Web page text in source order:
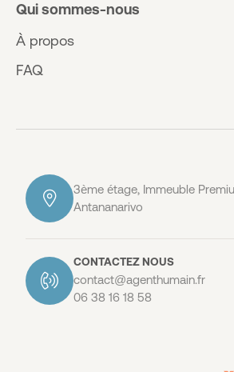
Qui sommes-nous
À propos
FAQ
3ème étage, Immeuble
Antananarivo
CONTACTEZ NOUS
contact@agenthumain.fr
06 38 16 18 58